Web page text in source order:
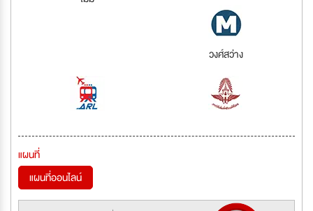
วงศ์สว่าง
แผนที่
แผนที่ออนไลน์